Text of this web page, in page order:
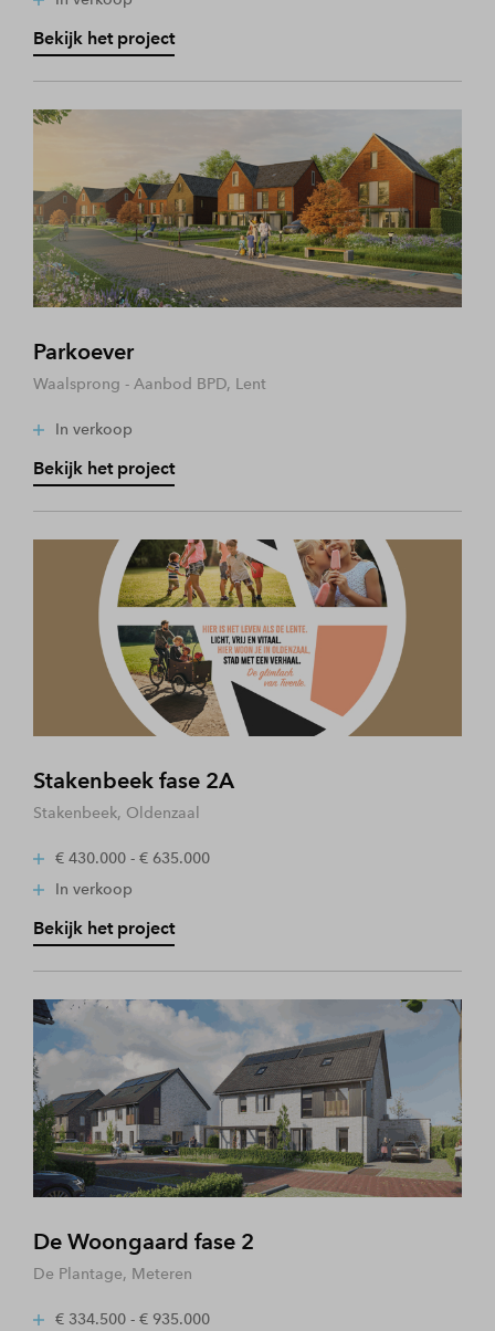
Bekijk het project
Parkoever
Waalsprong - Aanbod BPD, Lent
In verkoop
Bekijk het project
Stakenbeek fase 2A
Stakenbeek, Oldenzaal
€ 430.000 - € 635.000
In verkoop
Bekijk het project
De Woongaard fase 2
De Plantage, Meteren
€ 334.500 - € 935.000